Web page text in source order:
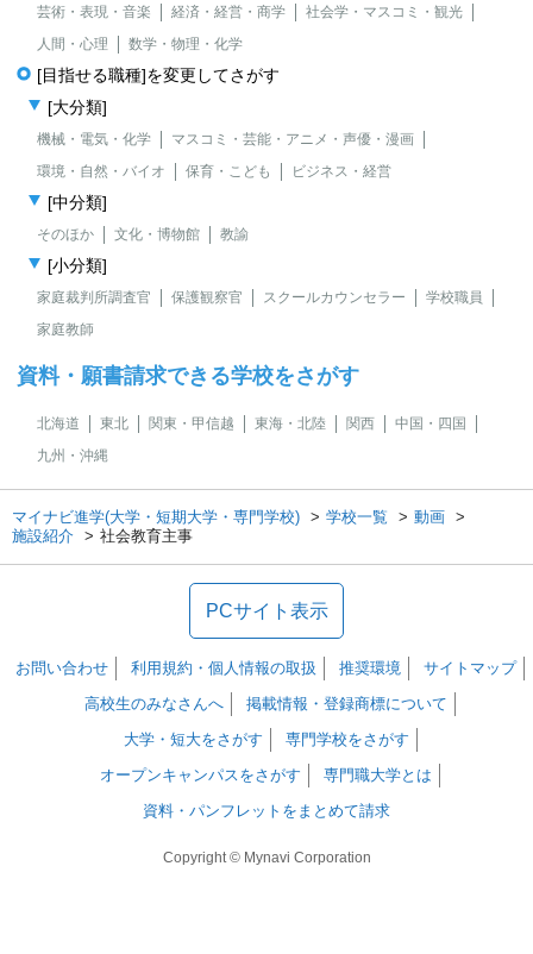
芸術・表現・音楽 経済・経営・商学
社会学・マスコミ・観光
人間・心理
数学・物理・化学
[目指せる職種]を変更してさがす
[大分類]
機械・電気・化学
マスコミ・芸能・アニメ・声優・漫画
環境・自然・バイオ
保育・こども ビジネス・経営
[中分類]
そのほか 文化・博物館 教諭
[小分類]
家庭裁判所調査官 保護観察官 スクールカウンセラー
学校職員
家庭教師
資料・願書請求できる学校をさがす
北海道 東北 関東・甲信越 東海・北陸 関西
中国・四国
九州・沖縄
マイナビ進学(大学・短期大学・専門学校) 学校一覧
動画
施設紹介
社会教育主事
PCサイト表示
お問い合わせ 利用規約・個人情報の取扱 推奨環境
サイトマップ
高校生のみなさんへ
掲載情報・登録商標について
大学・短大をさがす
専門学校をさがす
オープンキャンパスをさがす
専門職大学とは
資料・パンフレットをまとめて請求
Copyright © Mynavi Corporation